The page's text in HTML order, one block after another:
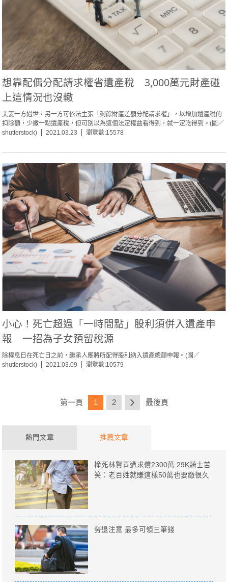
想靠配偶分配請求權省遺產稅 3,000萬元財產碰
上這情況也沒轍
夫妻一方過世，另一方可依法主張「剩餘財產差額分配請求權」，以增加遺產稅的
扣除額，少繳一點遺產稅，但可別以為這個法定權益看得到，就一定吃得到。(圖／
shutterstock)
2021.03.23 瀏覽數:15578
小心！死亡超過「一時間點」股利須併入遺產申
報 一招為子女預留稅源
除權息日在死亡日之前，繼承人應將所配得股利納入遺產總額申報。(圖／
shutterstock)
2021.03.09 瀏覽數:10579
第一頁 1 2 最後頁
熱門文章 推薦文章
撞死林賢喜遭求償2300萬 29K騎士苦
笑：老百姓就賺這樣50萬也要繳很久
勞退注意 最多可領三筆錢